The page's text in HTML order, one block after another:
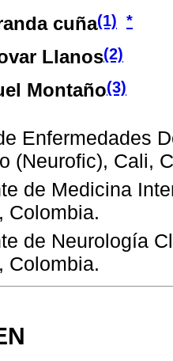
cuña(1) *
Llanos(2)
Montaño(3)
Enfermedades
(Neurofic), Cali,
de Medicina
Colombia.
de Neurología
Colombia.